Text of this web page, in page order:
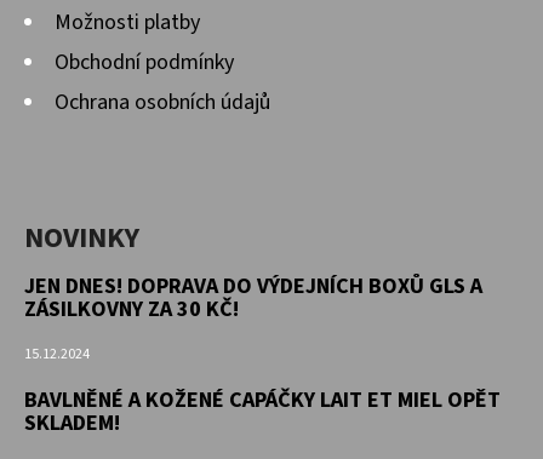
Možnosti platby
Obchodní podmínky
Ochrana osobních údajů
NOVINKY
JEN DNES! DOPRAVA DO VÝDEJNÍCH BOXŮ GLS A
ZÁSILKOVNY ZA 30 KČ!
15.12.2024
BAVLNĚNÉ A KOŽENÉ CAPÁČKY LAIT ET MIEL OPĚT
SKLADEM!